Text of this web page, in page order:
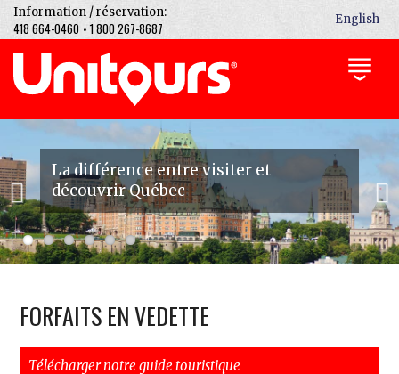
English
Information / réservation:
418 664-0460 •1 800 267-8687
La différence entre visiter et
découvrir Québec
Previous Next
FORFAITS EN VEDETTE
Télécharger notre guide touristique